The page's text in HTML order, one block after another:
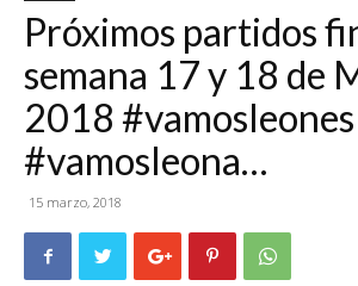
Próximos partidos
semana 17 y 18 de
2018 #vamosleones
#vamosleona…
15 marzo, 2018